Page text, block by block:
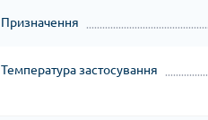
Призначення
Температура застосування